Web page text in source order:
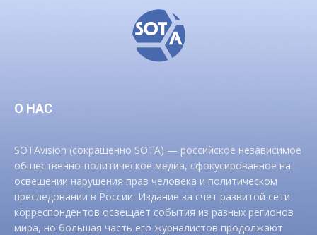
О НАС
SOTAvision (сокращенно SOTA) — российское независимое
общественно-политическое медиа, сфокусированное на
освещении нарушения прав человека и политическом
преследовании в России. Издание за счет развитой сети
корреспондентов освещает события из разных регионов
мира, но большая часть его журналистов продолжают